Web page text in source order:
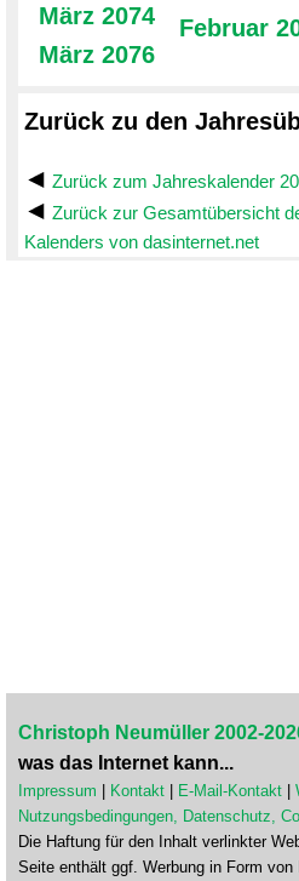
März 2074
März 2076
Februar
Zurück zu den
Zurück zum Jahreskalender
Zurück zur Gesamtübersicht
Kalenders von dasinternet.net
Christoph Neumüller 2002-
was das Internet kann...
Impressum Kontakt E-Mail-Kontakt
Nutzungsbedingungen, Datenschutz,
Die Haftung für den Inhalt verlinkter
Seite enthält ggf. Werbung in Form von